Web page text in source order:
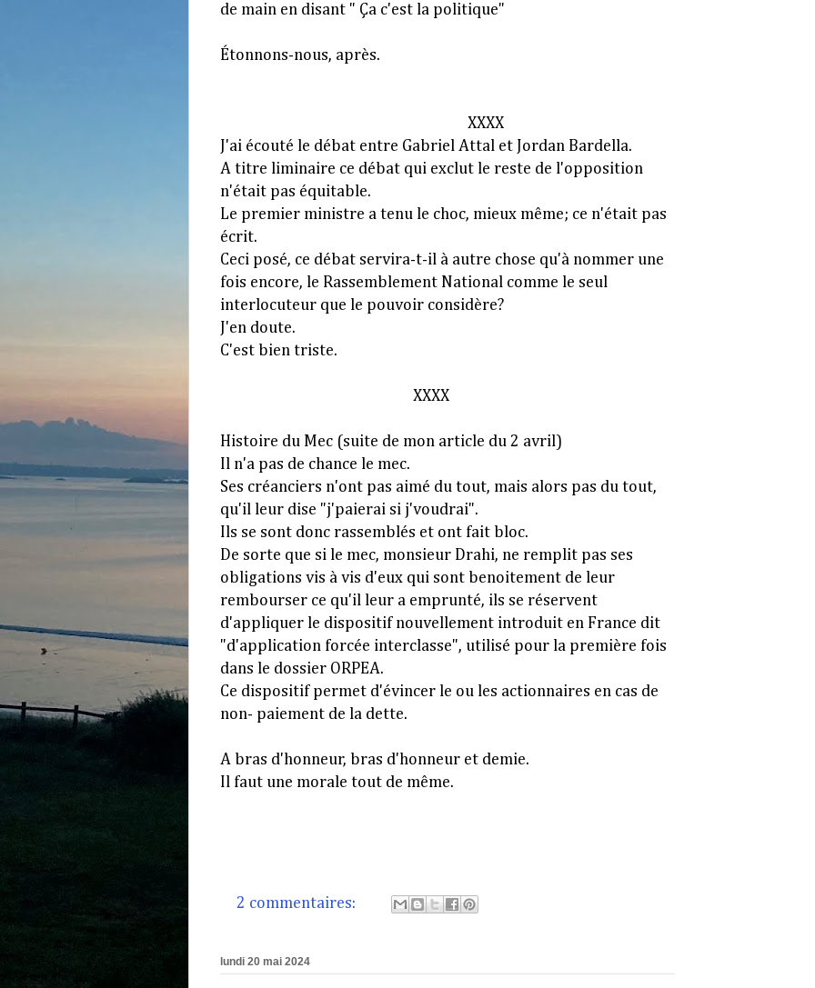
de main en disant " Ça c'est la politique"
Étonnons-nous, après.
XXXX
J'ai écouté le débat entre Gabriel Attal et Jordan Bardella.
A titre liminaire ce débat qui exclut le reste de l'opposition
n'était pas équitable.
Le premier ministre a tenu le choc, mieux même; ce n'était pas
écrit.
Ceci posé, ce débat servira-t-il à autre chose qu'à nommer une
fois encore, le Rassemblement National comme le seul
interlocuteur que le pouvoir considère?
J'en doute.
C'est bien triste.
XXXX
Histoire du Mec (suite de mon article du 2 avril)
Il n'a pas de chance le mec.
Ses créanciers n'ont pas aimé du tout, mais alors pas du tout,
qu'il leur dise "j'paierai si j'voudrai".
Ils se sont donc rassemblés et ont fait bloc.
De sorte que si le mec, monsieur Drahi, ne remplit pas ses
obligations vis à vis d'eux qui sont benoitement de leur
rembourser ce qu'il leur a emprunté, ils se réservent
d'appliquer le dispositif nouvellement introduit en France dit
"d'application forcée interclasse", utilisé pour la première fois
dans le dossier ORPEA.
Ce dispositif permet d'évincer le ou les actionnaires en cas de
non- paiement de la dette.
A bras d'honneur, bras d'honneur et demie.
Il faut une morale tout de même.
2 commentaires:
lundi 20 mai 2024